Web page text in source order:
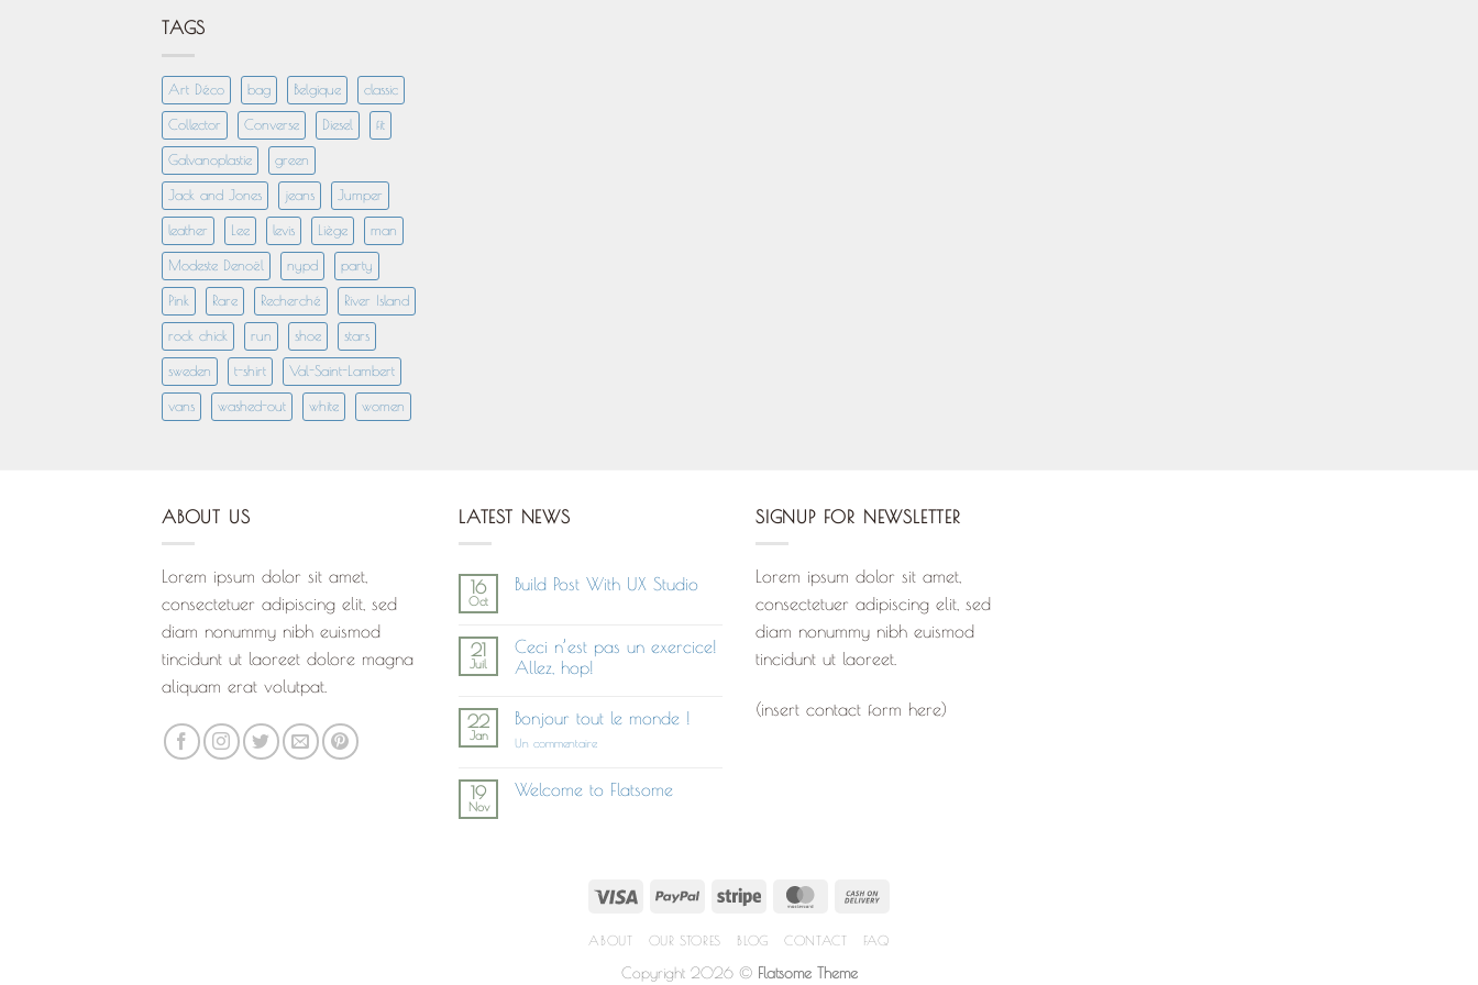
TAGS
Art Déco bag Belgique classic
Collector Converse Diesel fit
Galvanoplastie green
Jack and Jones jeans Jumper
leather Lee levis Liège man
Modeste Denoël nypd party
Pink Rare Recherché River Island
rock chick run shoe stars
sweden t-shirt Val-Saint-Lambert
vans washed-out white women
ABOUT US
Lorem ipsum dolor sit amet,
consectetuer adipiscing elit, sed
diam nonummy nibh euismod
tincidunt ut laoreet dolore magna
aliquam erat volutpat.
LATEST NEWS
16
Oct
Build Post With UX Studio
Build
Post
With
21
Juil
Ceci n’est pas un exercice!
Allez, hop!
sur
n’est
exercice!
22
Jan
Bonjour tout le monde !
Un commentairesur
le
monde !
19
Nov
Welcome to Flatsome
SIGNUP FOR NEWSLETTER
Lorem ipsum dolor sit amet,
consectetuer adipiscing elit, sed
diam nonummy nibh euismod
tincidunt ut laoreet.
(insert contact form here)
Visa PayPal Stripe MasterCard
Delivery
ABOUT OUR STORES BLOG CONTACT FAQ
Copyright 2026 © Flatsome Theme